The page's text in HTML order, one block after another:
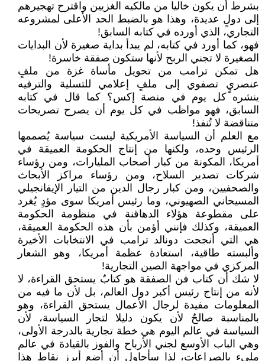
بشرط أن يكون خاليا من مالكيه الغزيين واقترح تهجيرهم
إلى دولٍ عديدة، وهذا هو بالضبط الحد الأعلى لمشروعه
التجاري، الذي أورده في كتابه السابق!
فهو، كما أورد في كتابه، لم يبدأ بداية صغيرة لأن البدايات
الصغيرة لا تجني الربح لأنها ستكون صفقة خاسرة!
هل تمكن ترامب من تحويل مأساة غزة من ملفٍ
عنصريٍ تصفوي إلى ملفٍ إعلامي للتسلية والترفيه
ينشره كل يوم في منصة إكس؟ كما قال في كتابه
السابق، فهو مواظب في كل يوم أن يصرح تصريحات
متناقضة لا تُنفذ!
مع العلم أن السياسة الأمريكية ليست سياسة يُصممها
الرئيس وحده، ولكنها من إنتاج الحكومة العميقة في
أمريكا، المكونة من كبار أصحاب المليارات، ومن رؤساء
شركات تصدير السلاح، ومن رؤساء مراكز الأبحاث
والصحفيين، ومن كبار رجال الدين من التيار الإيفانجيلي
المسيحاني الصهيوني، وما رئيس أمريكا سوى مؤدٍ يُغرد
على مقطوعة هؤلاء الدهاقنة في منظومة الحكومة
العميقة، وكذلك فإنني أؤمن بأن هذه الحكومة العميقة،
هي التي أنجحت دونالد ترامب في الانتخابات الأخيرة
وألبسته طاقية، استعادة عظمة أمريكا، وهو الشعار
المركزي في مواجهة الصين التجارية!
لا شك أن كتاب فن الصفقة هو كتابٌ يستحق القراءة، لا
لأنه من إنتاج رئيس أكبر دول العالم، بل لأن ما فيه من
المعلومات مفيدة لرجال الأعمال يستحق القراءة، وهو
بالمناسبة صالحٌ لأن يكون دليلا لتجار السياسة، لأن
السياسة في عالم اليوم هي خطة تجارية بالدرجة الأولى،
وهي الباب الأوسع لجني الأرباح والفوز بالقيادة في عالم
مليء بالصراعات، لذا سأحاول أن أضع أبرز نقاط هذا